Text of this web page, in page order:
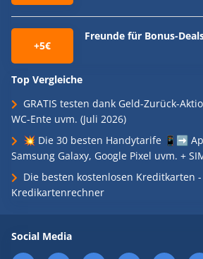
+5€
Freunde für Bonus-
Top Vergleiche
GRATIS testen dank Geld-Zurück-
WC-Ente uvm. (Juli 2026)
💥 Die 30 besten Handytarife 📱➡️
Samsung Galaxy, Google Pixel uvm. +
Die besten kostenlosen Kreditkarten
Kredikartenrechner
Social Media